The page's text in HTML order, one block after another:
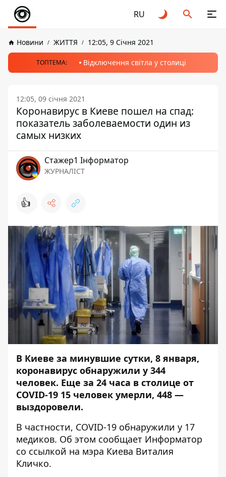
RU
Новини ЖИТТЯ 12:05, 9 Січня 2021
ТОПТЕМА: Відключення світла у столиці
12:05, 09 січня 2021
Коронавирус в Киеве пошел на спад:
показатель заболеваемости один из
самых низких
Стажер1 Інформатор
ЖУРНАЛІСТ
👍
В Киеве за минувшие сутки, 8 января,
коронавирус обнаружили у 344
человек. Еще за 24 часа в столице от
COVID-19 15 человек умерли, 448 —
выздоровели.
В частности, COVID-19 обнаружили у 17
медиков. Об этом сообщает Информатор
со ссылкой на мэра Киева Виталия
Кличко.